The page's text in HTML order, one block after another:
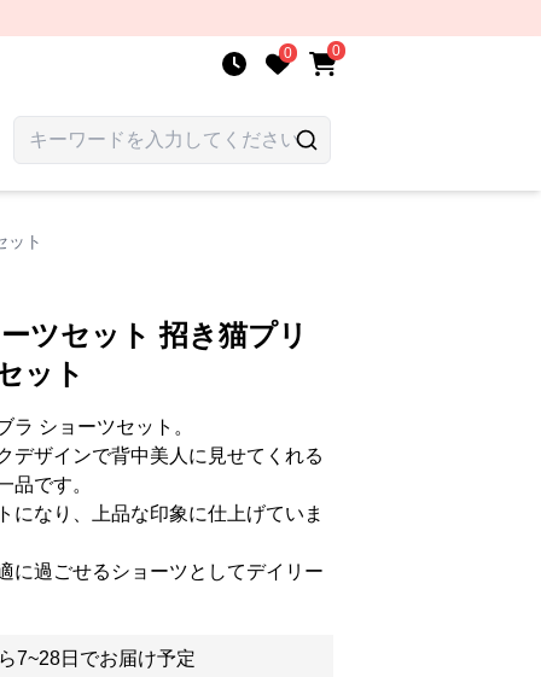
0 0
ット
ツセット 招き猫プリ
ット
ラ ショーツセット。
デザインで背中美人に見せてくれる
品です。
になり、上品な印象に仕上げていま
に過ごせるショーツとしてデイリー
7~28日でお届け予定